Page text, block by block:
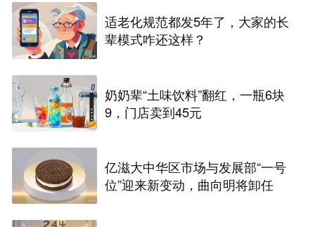
适老化规范都发5年了，大家的长
辈模式咋还这样？
奶奶辈“土味饮料”翻红，一瓶6块
9，门店卖到45元
亿滋大中华区市场与发展部“一号
位”迎来新变动，曲向明将卸任